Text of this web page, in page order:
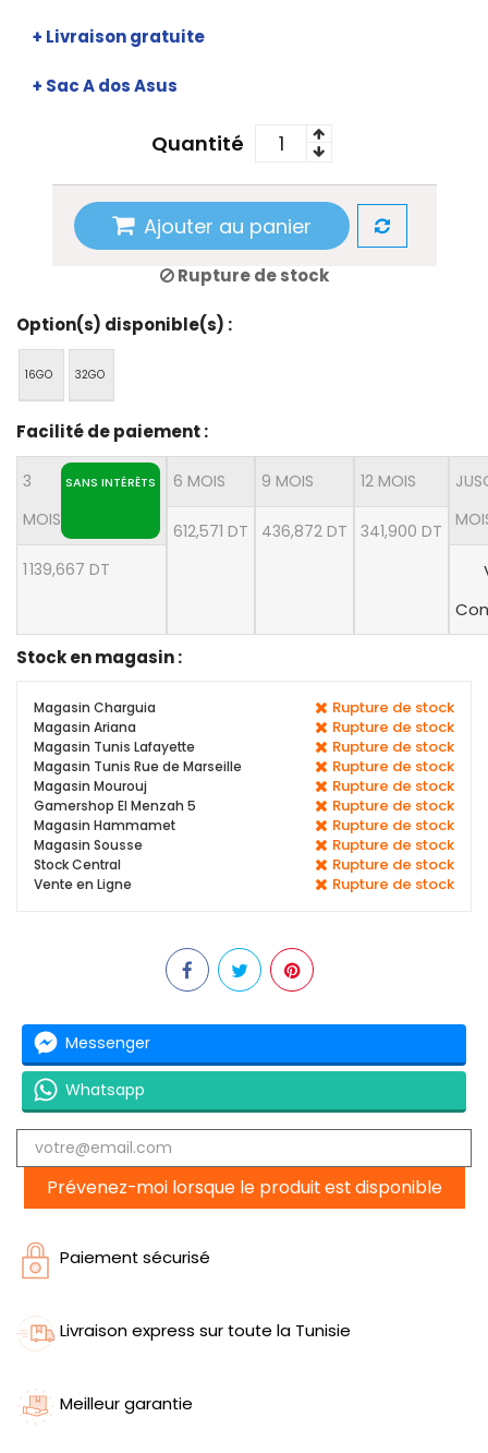
+ Livraison gratuite
+ Sac A dos Asus
Quantité
Ajouter au panier
Rupture de stock
Option(s) disponible(s) :
16GO 32GO
Facilité de paiement :
3
MOIS
SANS INTÉRÊTS
1 139,667 DT
6 MOIS
612,571 DT
9 MOIS
436,872 DT
12 MOIS
341,900 DT
Stock en magasin :
Magasin Charguia Rupture de stock
Magasin Ariana Rupture de stock
Magasin Tunis Lafayette Rupture de stock
Magasin Tunis Rue de Marseille Rupture de stock
Magasin Mourouj Rupture de stock
Gamershop El Menzah 5 Rupture de stock
Magasin Hammamet Rupture de stock
Magasin Sousse Rupture de stock
Stock Central Rupture de stock
Vente en Ligne Rupture de stock
Messenger
Whatsapp
Prévenez-moi lorsque le produit est disponible
Paiement sécurisé
Livraison express sur toute la Tunisie
Meilleur garantie